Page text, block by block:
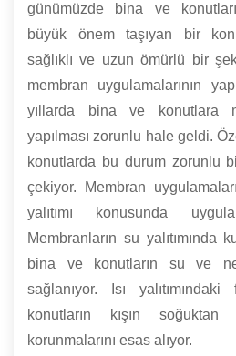
günümüzde bina ve
büyük önem taşıyan bir
sağlıklı ve uzun ömürlü bir
membran uygulamalarının
yıllarda bina ve konutlara
yapılması zorunlu hale geldi.
konutlarda bu durum zorunlu
çekiyor. Membran
yalıtımı konusunda
Membranların su yalıtımında
bina ve konutların su ve
sağlanıyor. Isı
konutların kışın
korunmalarını esas alıyor.